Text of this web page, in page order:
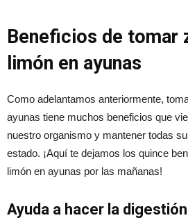
Beneficios de tomar
limón en ayunas
Como adelantamos anteriormente,
ayunas tiene muchos beneficios que
nuestro organismo y mantener todas
estado. ¡Aquí te dejamos los quince
limón en ayunas por las mañanas!
Ayuda a hacer la digestión